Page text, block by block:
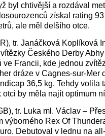
byl chtivější a rozdával
získal rating
ale měl delšího otce.
tr. Janáčková Koplíková
Českého Derby
ve Francii, kde jednou
dráze v Cagnes-sur-Mer
36,5 kg. Tehdy volila
otci by měla najít optimum
tr. Luka ml. Václav –
výborného Rex Of
Debutoval v lednu na